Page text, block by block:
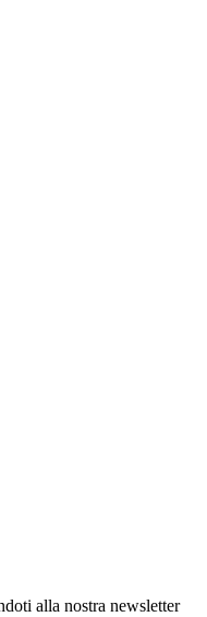
alla nostra newsletter